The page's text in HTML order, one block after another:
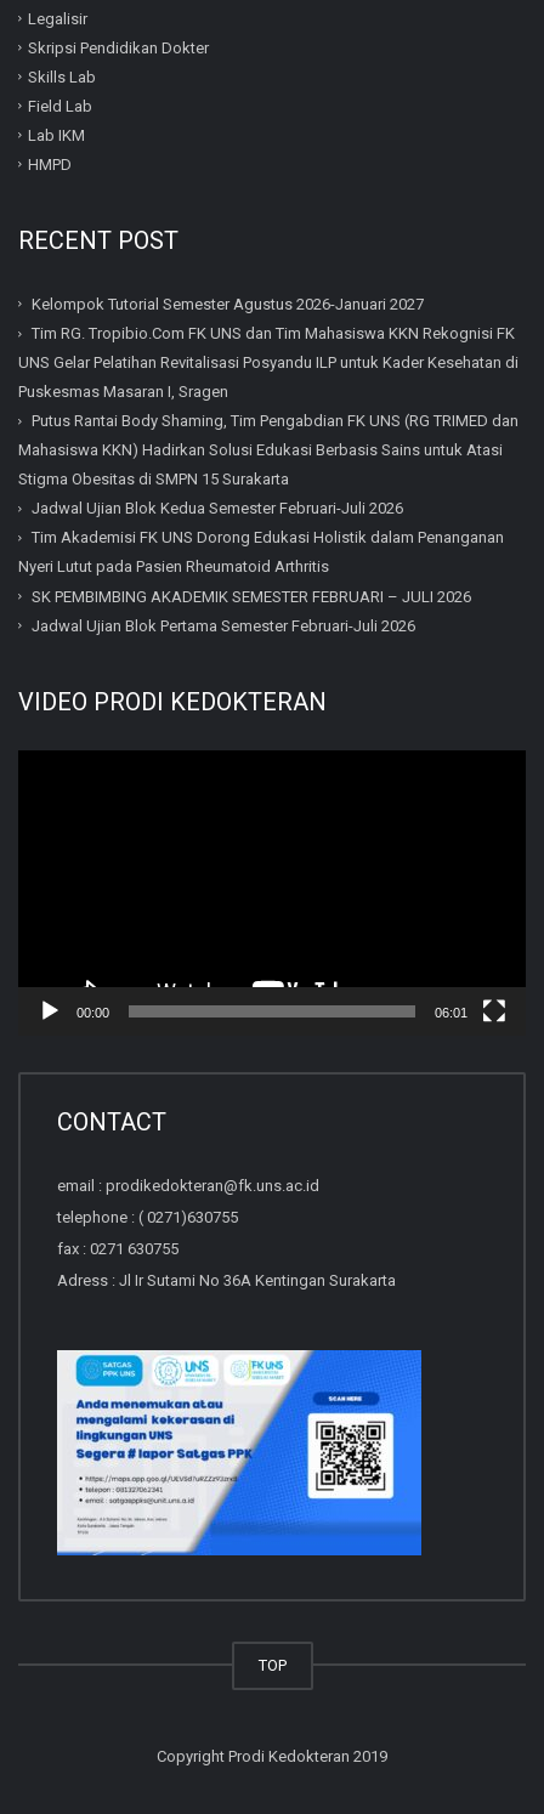
Legalisir
Skripsi Pendidikan Dokter
Skills Lab
Field Lab
Lab IKM
HMPD
RECENT POST
Kelompok Tutorial Semester Agustus 2026-Januari 2027
Tim RG. Tropibio.Com FK UNS dan Tim Mahasiswa KKN Rekognisi FK
UNS Gelar Pelatihan Revitalisasi Posyandu ILP untuk Kader Kesehatan di
Puskesmas Masaran I, Sragen
Putus Rantai Body Shaming, Tim Pengabdian FK UNS (RG TRIMED dan
Mahasiswa KKN) Hadirkan Solusi Edukasi Berbasis Sains untuk Atasi
Stigma Obesitas di SMPN 15 Surakarta
Jadwal Ujian Blok Kedua Semester Februari-Juli 2026
Tim Akademisi FK UNS Dorong Edukasi Holistik dalam Penanganan
Nyeri Lutut pada Pasien Rheumatoid Arthritis
SK PEMBIMBING AKADEMIK SEMESTER FEBRUARI – JULI 2026
Jadwal Ujian Blok Pertama Semester Februari-Juli 2026
VIDEO PRODI KEDOKTERAN
00:00 06:01
CONTACT
email : prodikedokteran@fk.uns.ac.id
telephone : ( 0271)630755
fax : 0271 630755
Adress : Jl Ir Sutami No 36A Kentingan Surakarta
TOP
Copyright Prodi Kedokteran 2019